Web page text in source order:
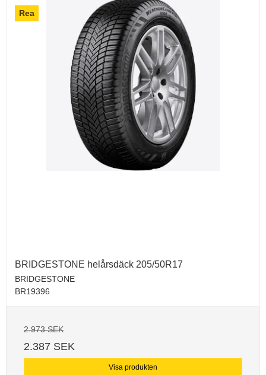
Rea
BRIDGESTONE helårsdäck 205/50R17
BRIDGESTONE
BR19396
2.973 SEK
2.387 SEK
Visa produkten